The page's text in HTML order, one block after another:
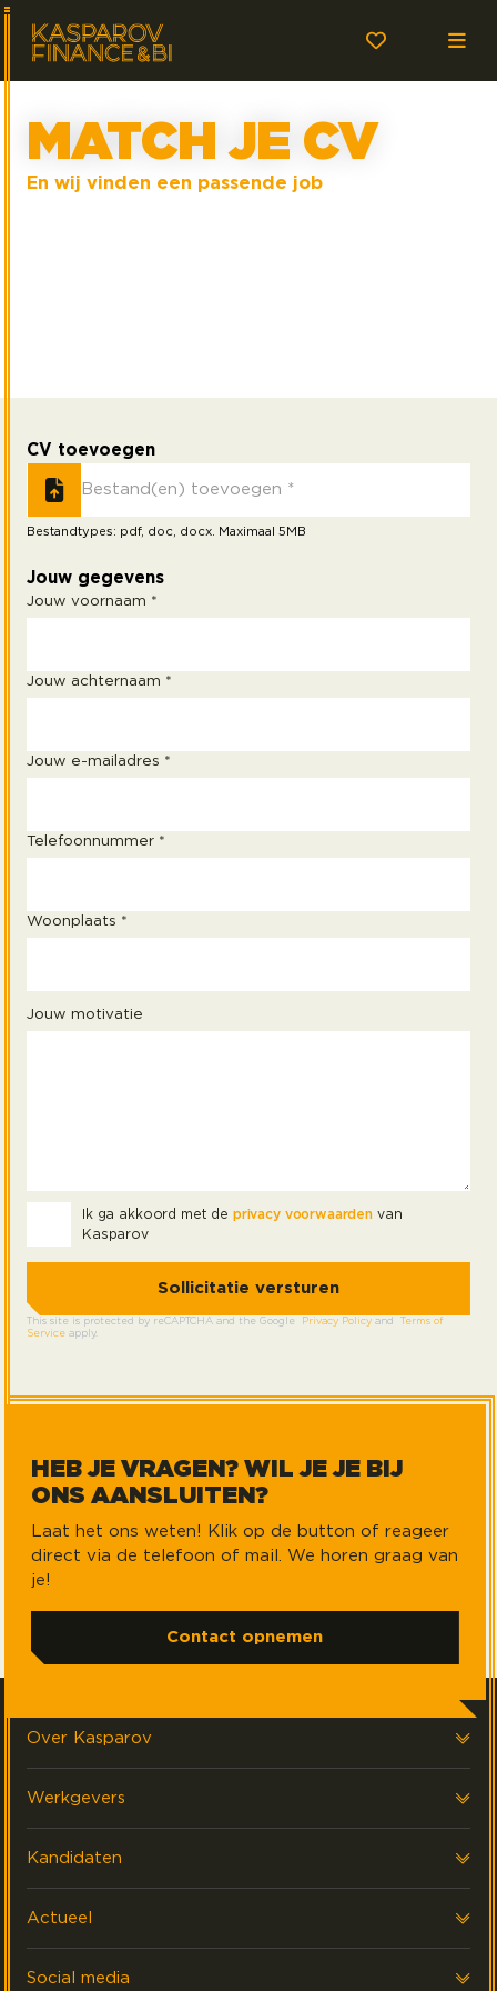
MATCH JE CV
En wij vinden een passende job
CV toevoegen
Bestand(en) toevoegen *
Bestandtypes: pdf, doc, docx. Maximaal 5MB
Jouw gegevens
Jouw voornaam *
Jouw achternaam *
Jouw e-mailadres *
Telefoonnummer *
Woonplaats *
Jouw motivatie
Ik ga akkoord met de privacy voorwaarden van
Kasparov
This site is protected by reCAPTCHA and the Google Privacy Policy and
Terms of
Service apply.
HEB JE VRAGEN? WIL JE JE BIJ
ONS AANSLUITEN?
Laat het ons weten! Klik op de button of reageer
direct via de telefoon of mail. We horen graag van
je!
Contact opnemen
Over Kasparov
Over ons
FAQ & Contact
Werkgevers
Voor werkgevers
Werving & Selectie
Kandidaten
Voor kandidaten
Actueel
Laatste nieuws
Social media